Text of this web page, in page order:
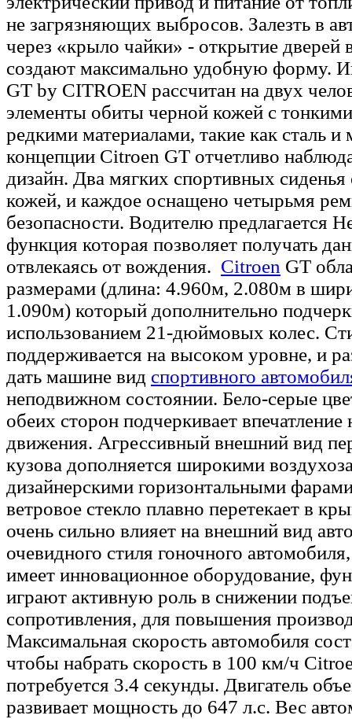
не загрязняющих выбросов. Залезть в
через «крыло чайки» - открытие дверей
создают максимально удобную форму.
GT by CITROEN рассчитан на двух
элементы обиты черной кожей с
редкими материалами, такие как сталь и
концепции Citroen GT отчетливо
дизайн. Два мягких спортивных
кожей, и каждое оснащено четырьмя
безопасности. Водителю предлагается
функция которая позволяет получать
отвлекаясь от вождения. Citroen GT
размерами (длина: 4.960м, 2.080м в
1.090м) который дополнительно
использованием 21-дюймовых колес.
поддерживается на высоком уровне, и
дать машине вид спортивного
неподвижном состоянии. Бело-серые
обеих сторон подчеркивает
движения. Агрессивный внешний вид
кузова дополняется широкими
дизайнерскими горизонтальными
ветровое стекло плавно перетекает в
очень сильно влияет на внешний вид
очевидного стиля гоночного
имеет инновационное оборудование,
играют активную роль в снижении
сопротивления, для повышения
Максимальная скорость автомобиля
чтобы набрать скорость в 100 км/ч
потребуется 3.4 секунды. Двигатель
развивает мощность до 647 л.с. Вес